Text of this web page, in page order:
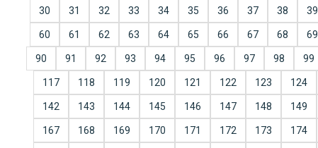
30 31 32 33 34 35 36 37 38 39
60 61 62 63 64 65 66 67 68 69
90 91 92 93 94 95 96 97 98 99
117 118 119 120 121 122 123 124
142 143 144 145 146 147 148 149
167 168 169 170 171 172 173 174